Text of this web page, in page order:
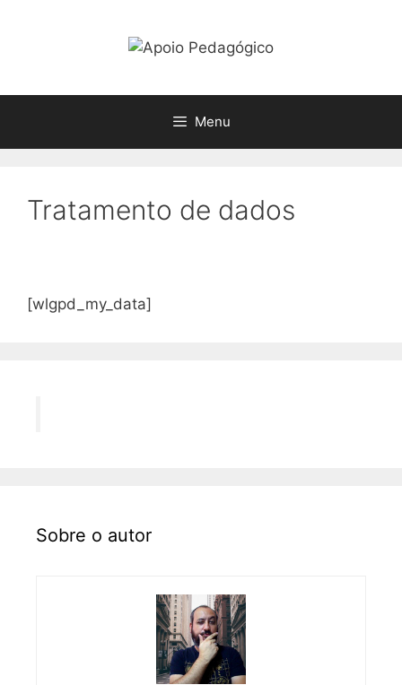
Menu
Tratamento de dados
[wlgpd_my_data]
Sobre o autor